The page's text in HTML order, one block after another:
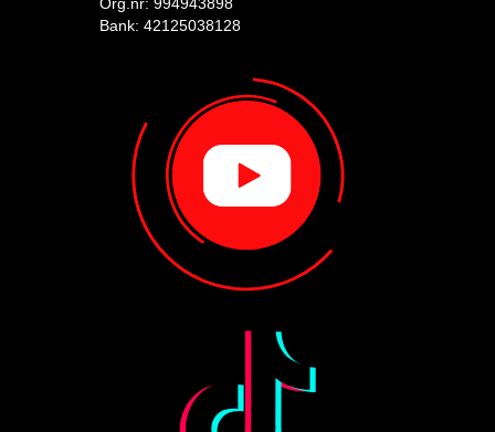
Org.nr: 994943898
Bank: 42125038128